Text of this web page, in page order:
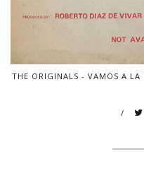
THE ORIGINALS - VAMOS A
/